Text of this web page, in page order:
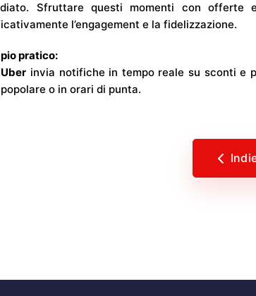
Sfruttare questi momenti con offerte
l’engagement e la fidelizzazione.
pratico:
Uber invia notifiche in tempo reale su sconti e
popolare o in orari di punta.